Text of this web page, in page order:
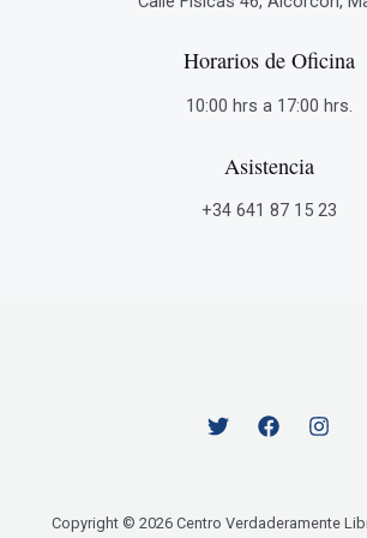
Horarios de Oficina
10:00 hrs a 17:00 hrs.
Asistencia
+34 641 87 15 23
Copyright © 2026 Centro Verdaderamente